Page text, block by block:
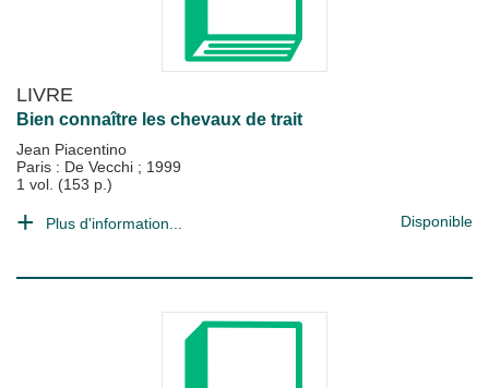
LIVRE
Bien connaître les chevaux de trait
Jean Piacentino
Paris : De Vecchi ; 1999
1 vol. (153 p.)
Plus d'information... Disponible